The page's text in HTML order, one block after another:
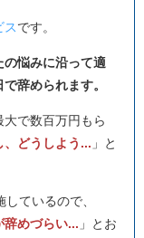
スです。
の悩みに沿って適
辞められます。
で数百万円もら
、どうしよう... 」と
ているので、
辞めづらい... 」とお